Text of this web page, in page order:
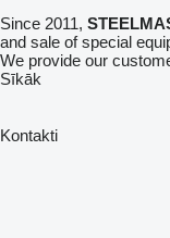
Since 2011,
and sale of special
We provide our
Sīkāk
Kontakti